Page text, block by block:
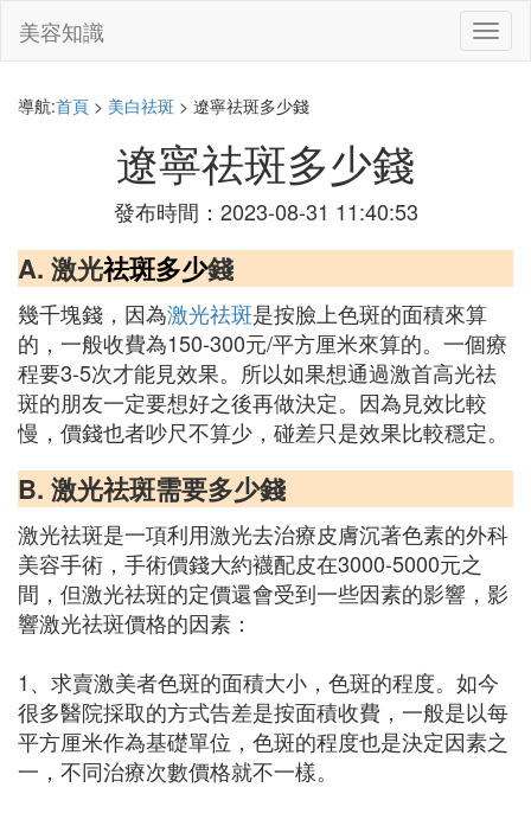
切
換
美容知識
導航:首頁 > 美白祛斑 > 遼寧祛斑多少錢
遼寧祛斑多少錢
發布時間：2023-08-31 11:40:53
A. 激光祛斑多少錢
幾千塊錢，因為激光祛斑是按臉上色斑的面積來算
的，一般收費為150-300元/平方厘米來算的。一個療
程要3-5次才能見效果。所以如果想通過激首高光祛
斑的朋友一定要想好之後再做決定。因為見效比較
慢，價錢也者吵尺不算少，碰差只是效果比較穩定。
B. 激光祛斑需要多少錢
激光祛斑是一項利用激光去治療皮膚沉著色素的外科
美容手術，手術價錢大約襪配皮在3000-5000元之
間，但激光祛斑的定價還會受到一些因素的影響，影
響激光祛斑價格的因素：
1、求賣激美者色斑的面積大小，色斑的程度。如今
很多醫院採取的方式告差是按面積收費，一般是以每
平方厘米作為基礎單位，色斑的程度也是決定因素之
一，不同治療次數價格就不一樣。